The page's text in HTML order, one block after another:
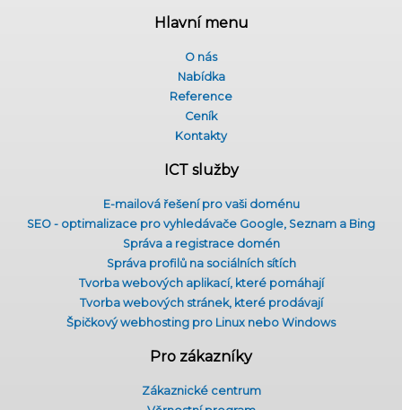
Hlavní menu
O nás
Nabídka
Reference
Ceník
Kontakty
ICT služby
E-mailová řešení pro vaši doménu
SEO - optimalizace pro vyhledávače Google, Seznam a Bing
Správa a registrace domén
Správa profilů na sociálních sítích
Tvorba webových aplikací, které pomáhají
Tvorba webových stránek, které prodávají
Špičkový webhosting pro Linux nebo Windows
Pro zákazníky
Zákaznické centrum